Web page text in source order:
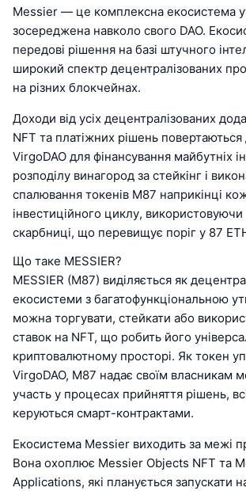
Messier — це комплексна екосистема
зосереджена навколо свого DAO.
передові рішення на базі штучного
широкий спектр децентралізованих
на різних блокчейнах.
Доходи від усіх децентралізованих
NFT та платіжних рішень повертаються
VirgoDAO для фінансування майбутніх
розподілу винагород за стейкінг і
спалювання токенів M87 наприкінці
інвестиційного циклу,
скарбниці, що перевищує поріг у 87
Що таке MESSIER?
MESSIER (M87) виділяється як
екосистеми з багатофункціональною
можна торгувати, стейкати або
ставок на NFT, що робить його
криптовалютному просторі. Як токен
VirgoDAO, M87 надає своїм власникам
участь у процесах прийняття рішень,
керуються смарт-контрактами.
Екосистема Messier виходить за межі
Вона охоплює Messier Objects NFT та
Applications, які планується запускати